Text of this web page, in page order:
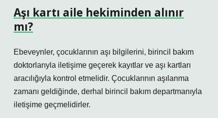
Aşı kartı aile hekiminden alınır
mı?
Ebeveynler, çocuklarının aşı bilgilerini, birincil bakım
doktorlarıyla iletişime geçerek kayıtlar ve aşı kartları
aracılığıyla kontrol etmelidir. Çocuklarının aşılanma
zamanı geldiğinde, derhal birincil bakım departmanıyla
iletişime geçmelidirler.